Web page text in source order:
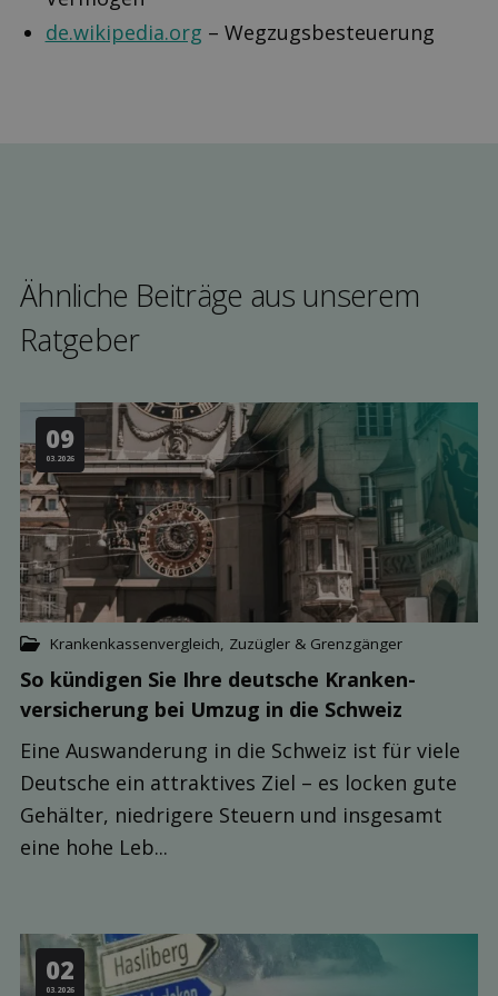
de.wikipedia.org – Wegzugsbesteuerung
Ähnliche Beiträge aus unserem
Rat­geber
09
03.2026
Krankenkassenvergleich, Zuzügler & Grenzgänger
So kündigen Sie Ihre deutsche Kranken­
versicherung bei Umzug in die Schweiz
Eine Auswanderung in die Schweiz ist für viele
Deutsche ein attraktives Ziel – es locken gute
Gehälter, niedrigere Steuern und insgesamt
eine hohe Leb...
02
03.2026